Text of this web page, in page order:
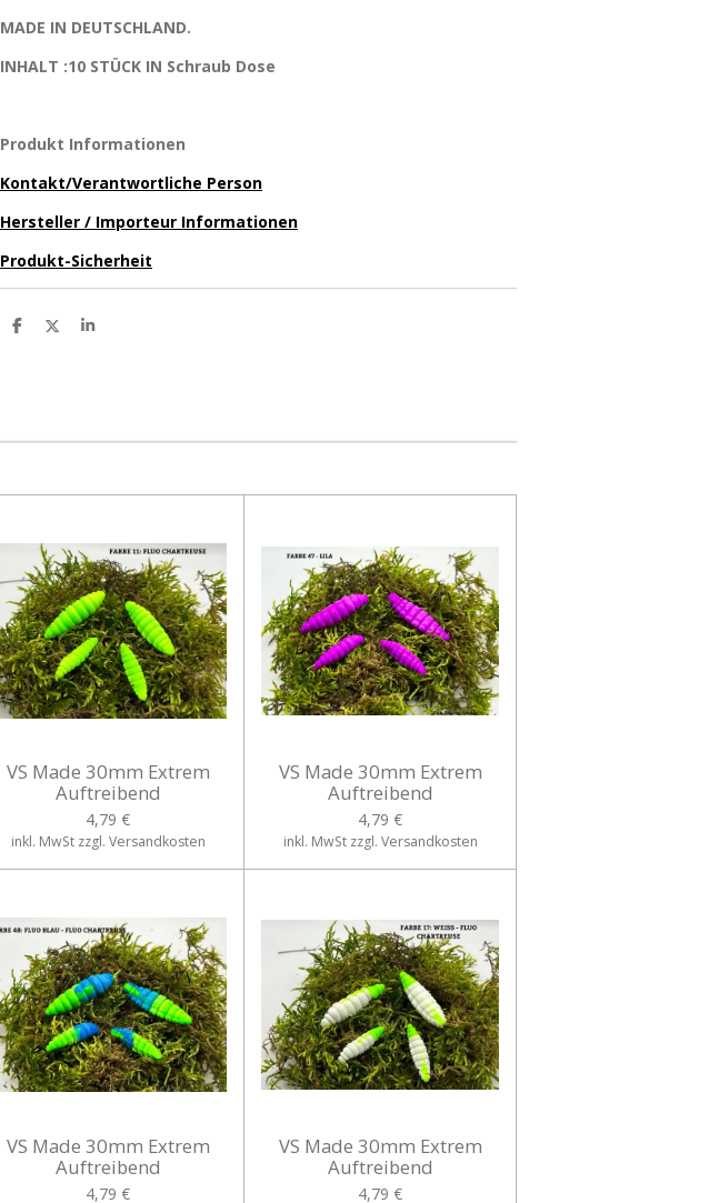
MADE IN DEUTSCHLAND.
INHALT :10 STÜCK IN Schraub Dose
Produkt Informationen
Kontakt/Verantwortliche Person
Hersteller / Importeur Informationen
Produkt-Sicherheit
T
T
T
VS Made 30mm Extrem
Auftreibend
4,79 €
inkl. MwSt zzgl. Versandkosten
VS Made 30mm Extrem
Auftreibend
4,79 €
inkl. MwSt zzgl. Versandkosten
VS Made 30mm Extrem
Auftreibend
4,79 €
VS Made 30mm Extrem
Auftreibend
4,79 €